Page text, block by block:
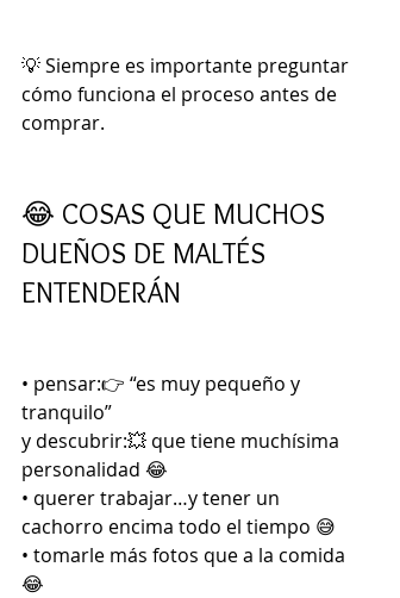
💡 Siempre es importante preguntar
cómo funciona el proceso antes de
comprar.
😂 COSAS QUE MUCHOS
DUEÑOS DE MALTÉS
ENTENDERÁN
• pensar:👉 “es muy pequeño y
tranquilo”
y descubrir:💥 que tiene muchísima
personalidad 😂
• querer trabajar…y tener un
cachorro encima todo el tiempo 😅
• tomarle más fotos que a la comida
😂